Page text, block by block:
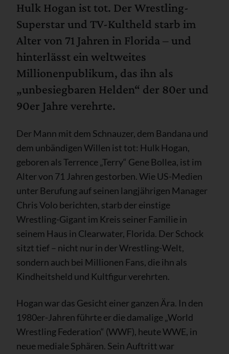
Hulk Hogan ist tot. Der Wrestling-
Superstar und TV-Kultheld starb im
Alter von 71 Jahren in Florida – und
hinterlässt ein weltweites
Millionenpublikum, das ihn als
„unbesiegbaren Helden“ der 80er und
90er Jahre verehrte.
Der Mann mit dem Schnauzer, dem Bandana und
dem unbändigen Willen ist tot: Hulk Hogan,
geboren als Terrence „Terry“ Gene Bollea, ist im
Alter von 71 Jahren gestorben. Wie US-Medien
unter Berufung auf seinen langjährigen Manager
Chris Volo berichten, starb der einstige
Wrestling-Gigant im Kreis seiner Familie in
seinem Haus in Clearwater, Florida. Der Schock
sitzt tief – nicht nur in der Wrestling-Welt,
sondern auch bei Millionen Fans, die ihn als
Kindheitsheld und Kultfigur verehrten.
Hogan war das Gesicht einer ganzen Ära. In den
1980er-Jahren führte er die damalige „World
Wrestling Federation“ (WWF), heute WWE, in
neue mediale Sphären. Sein Auftritt war